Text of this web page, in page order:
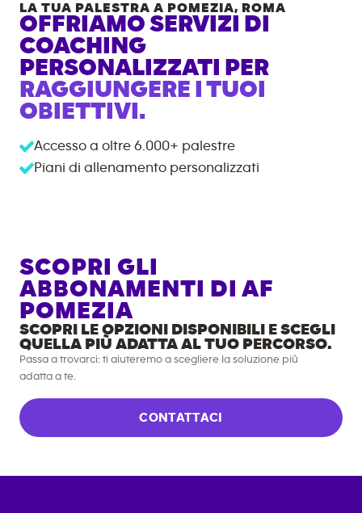
LA TUA PALESTRA A POMEZIA, ROMA
OFFRIAMO SERVIZI DI
COACHING
PERSONALIZZATI PER
RAGGIUNGERE I TUOI
OBIETTIVI.
Accesso a oltre 6.000+ palestre
Piani di allenamento personalizzati
SCOPRI GLI
ABBONAMENTI DI AF
POMEZIA
SCOPRI LE OPZIONI DISPONIBILI E SCEGLI
QUELLA PIÙ ADATTA AL TUO PERCORSO.
Passa a trovarci: ti aiuteremo a scegliere la soluzione più
adatta a te.
CONTATTACI